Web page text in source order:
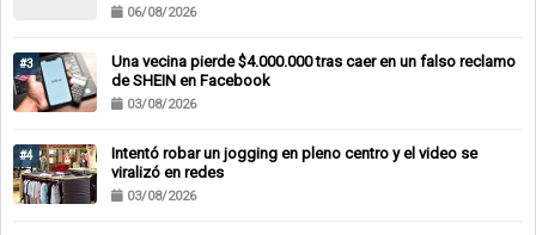
06/08/2026
#3
Una vecina pierde $4.000.000 tras caer en un falso reclamo
de SHEIN en Facebook
03/08/2026
#4
Intentó robar un jogging en pleno centro y el video se
viralizó en redes
03/08/2026